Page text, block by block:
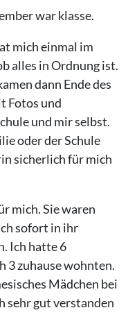
war klasse.
mich einmal im
alles in Ordnung ist.
dann Ende des
Fotos und
und mir selbst.
oder der Schule
sicherlich für mich
mich. Sie waren
sofort in ihr
Ich hatte 6
3 zuhause wohnten.
Mädchen bei
sehr gut verstanden